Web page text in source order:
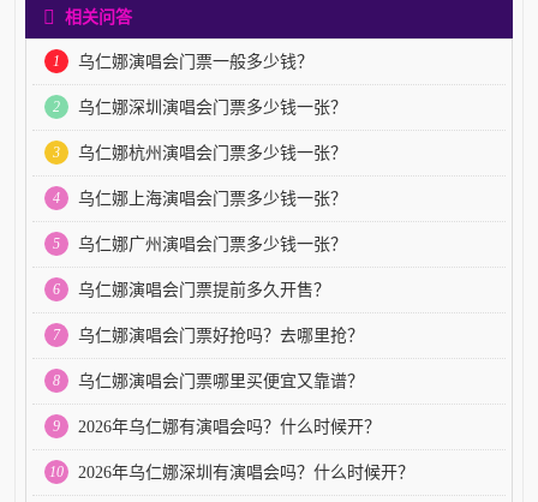
相关问答
1 乌仁娜演唱会门票一般多少钱？
2 乌仁娜深圳演唱会门票多少钱一张？
3 乌仁娜杭州演唱会门票多少钱一张？
4 乌仁娜上海演唱会门票多少钱一张？
5 乌仁娜广州演唱会门票多少钱一张？
6 乌仁娜演唱会门票提前多久开售？
7 乌仁娜演唱会门票好抢吗？去哪里抢？
8 乌仁娜演唱会门票哪里买便宜又靠谱？
9 2026年乌仁娜有演唱会吗？什么时候开？
10 2026年乌仁娜深圳有演唱会吗？什么时候开？